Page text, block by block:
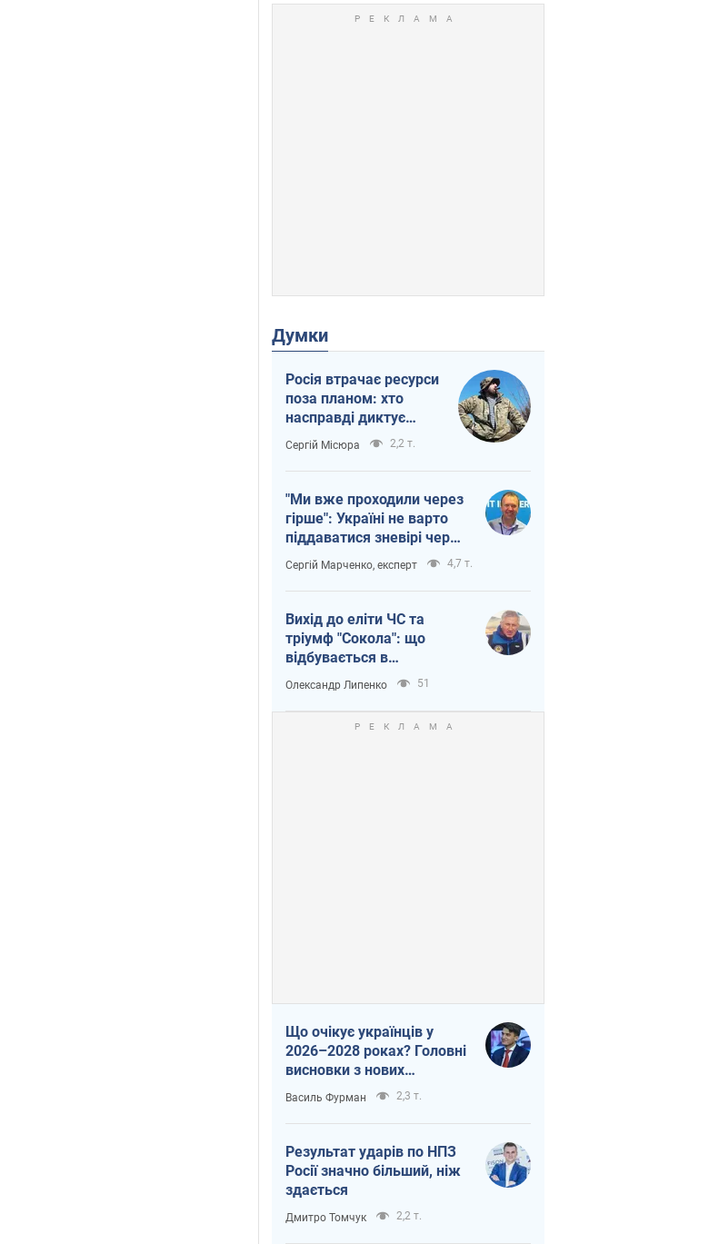
Думки
Росія втрачає ресурси
поза планом: хто
насправді диктує
темп війни
Сергій Місюра 2,2 т.
"Ми вже проходили через
гірше": Україні не варто
піддаватися зневірі через
ракетний терор
Сергій Марченко, експерт 4,7 т.
Вихід до еліти ЧС та
тріумф "Сокола": що
відбувається в
українському хокеї
Олександр Липенко 51
Що очікує українців у
2026–2028 роках? Головні
висновки з нових
прогнозів від НБУ
Василь Фурман 2,3 т.
Результат ударів по НПЗ
Росії значно більший, ніж
здається
Дмитро Томчук 2,2 т.